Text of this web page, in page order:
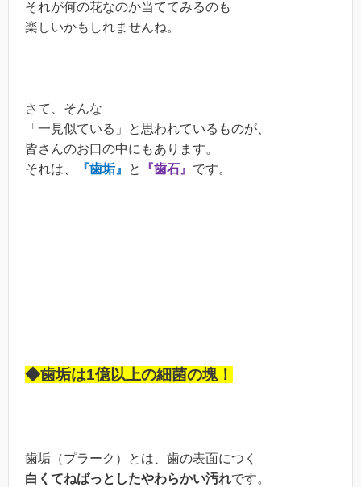
それが何の花なのか当ててみるのも
楽しいかもしれませんね。
さて、そんな
「一見似ている」と思われているものが、
皆さんのお口の中にもあります。
それは、
『歯垢』 と 『歯石』 です。
◆歯垢は1億以上の細菌の塊！
歯垢（プラーク）とは、歯の表面につく
白くてねばっとしたやわらかい汚れです。